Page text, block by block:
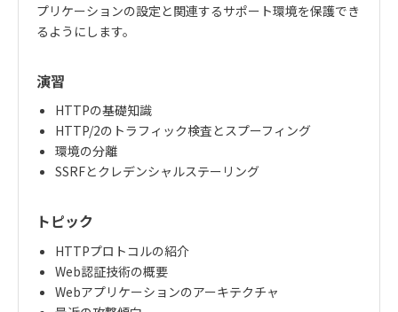
プリケーションの設定と関連するサポート環境を保護でき
るようにします。
演習
HTTPの基礎知識
HTTP/2のトラフィック検査とスプーフィング
環境の分離
SSRFとクレデンシャルステーリング
トピック
HTTPプロトコルの紹介
Web認証技術の概要
Webアプリケーションのアーキテクチャ